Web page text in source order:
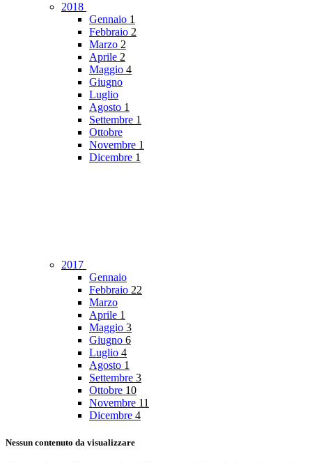
2018
Gennaio 1
Febbraio 2
Marzo 2
Aprile 2
Maggio 4
Giugno
Luglio
Agosto 1
Settembre 1
Ottobre
Novembre 1
Dicembre 1
2017
Gennaio
Febbraio 22
Marzo
Aprile 1
Maggio 3
Giugno 6
Luglio 4
Agosto 1
Settembre 3
Ottobre 10
Novembre 11
Dicembre 4
Nessun contenuto da visualizzare